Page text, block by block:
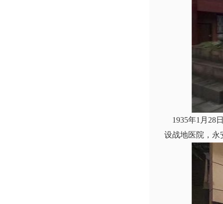
1935年1月28
设战地医院，永